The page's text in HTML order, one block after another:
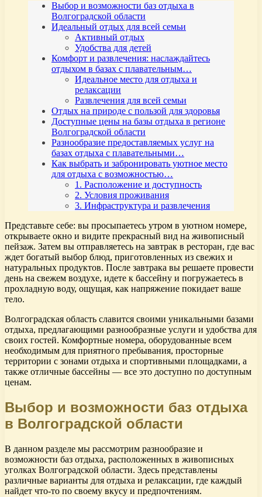
Выбор и возможности баз отдыха в
Волгоградской области
Идеальный отдых для всей семьи
Активный отдых
Удобства для детей
Комфорт и развлечения: наслаждайтесь
отдыхом в базах с плавательным…
Идеальное место для отдыха и
релаксации
Развлечения для всей семьи
Отдых на природе с пользой для здоровья
Доступные цены на базы отдыха в регионе
Волгоградской области
Разнообразие предоставляемых услуг на
базах отдыха с плавательными…
Как выбрать и забронировать уютное место
для отдыха с возможностью…
1. Расположение и доступность
2. Условия проживания
3. Инфраструктура и развлечения
Представьте себе: вы просыпаетесь утром в уютном номере,
открываете окно и видите прекрасный вид на живописный
пейзаж. Затем вы отправляетесь на завтрак в ресторан, где вас
ждет богатый выбор блюд, приготовленных из свежих и
натуральных продуктов. После завтрака вы решаете провести
день на свежем воздухе, идете к бассейну и погружаетесь в
прохладную воду, ощущая, как напряжение покидает ваше
тело.
Волгоградская область славится своими уникальными базами
отдыха, предлагающими разнообразные услуги и удобства для
своих гостей. Комфортные номера, оборудованные всем
необходимым для приятного пребывания, просторные
территории с зонами отдыха и спортивными площадками, а
также отличные бассейны — все это доступно по доступным
ценам.
Выбор и возможности баз отдыха
в Волгоградской области
В данном разделе мы рассмотрим разнообразие и
возможности баз отдыха, расположенных в живописных
уголках Волгоградской области. Здесь представлены
различные варианты для отдыха и релаксации, где каждый
найдет что-то по своему вкусу и предпочтениям.